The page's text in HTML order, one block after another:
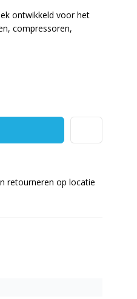
ontwikkeld voor het
compressoren,
retourneren op locatie